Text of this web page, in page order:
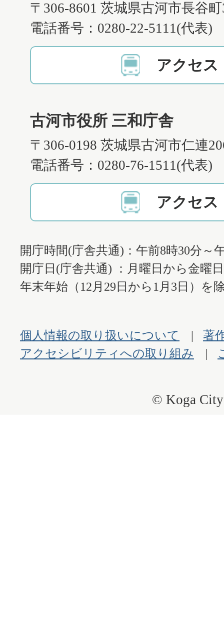
〒306-8601 茨城県古河市長谷
電話番号：0280-22-5111(代表)
アクセス
古河市役所 三和庁舎
〒306-0198 茨城県古河市仁連
電話番号：0280-76-1511(代表)
アクセス
開庁時間(庁舎共通)：午前8時30分～
開庁日(庁舎共通) ：月曜日から金曜
年末年始（12月29日から1月3日）を
個人情報の取り扱いについて
著
アクセシビリティへの取り組み
© Koga City